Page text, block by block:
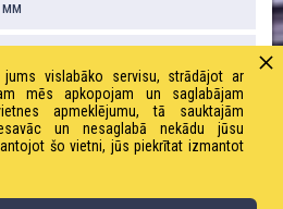
мм
vislabāko servisu, strādājot ar
mēs apkopojam un saglabājam
apmeklējumu, tā sauktajām
un nesaglabā nekādu jūsu
šo vietni, jūs piekrītat izmantot